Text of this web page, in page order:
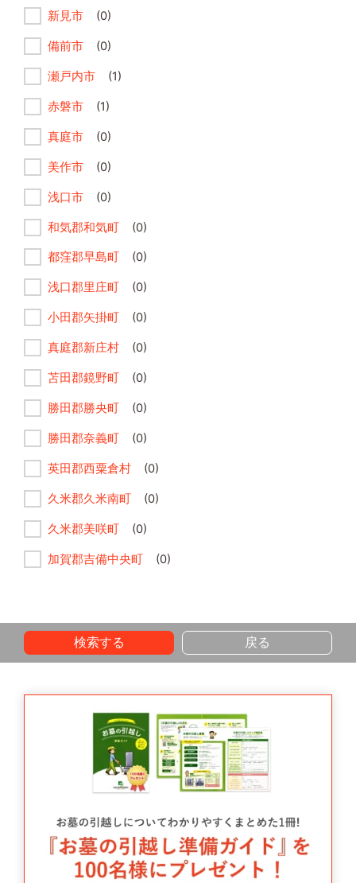
新見市 (0)
備前市 (0)
瀬戸内市 (1)
赤磐市 (1)
真庭市 (0)
美作市 (0)
浅口市 (0)
和気郡和気町 (0)
都窪郡早島町 (0)
浅口郡里庄町 (0)
小田郡矢掛町 (0)
真庭郡新庄村 (0)
苫田郡鏡野町 (0)
勝田郡勝央町 (0)
勝田郡奈義町 (0)
英田郡西粟倉村 (0)
久米郡久米南町 (0)
久米郡美咲町 (0)
加賀郡吉備中央町 (0)
検索する 戻る